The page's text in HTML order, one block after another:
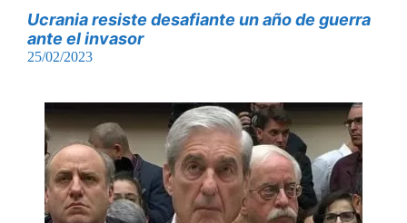
Ucrania resiste desafiante un año de guerra
ante el invasor
25/02/2023